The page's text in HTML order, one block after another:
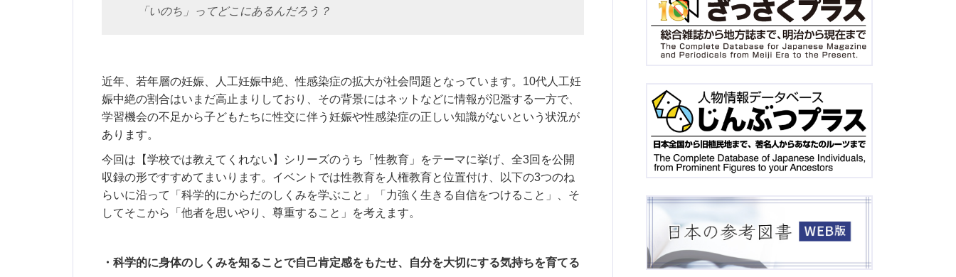
「いのち」ってどこにあるんだろう？
近年、若年層の妊娠、人工妊娠中絶、性感染症の拡大が社会問題となっています。10代人工妊
娠中絶の割合はいまだ高止まりしており、その背景にはネットなどに情報が氾濫する一方で、
学習機会の不足から子どもたちに性交に伴う妊娠や性感染症の正しい知識がないという状況が
あります。
今回は【学校では教えてくれない】シリーズのうち「性教育」をテーマに挙げ、全3回を公開
収録の形ですすめてまいります。イベントでは性教育を人権教育と位置付け、以下の3つのね
らいに沿って「科学的にからだのしくみを学ぶこと」「力強く生きる自信をつけること」、そ
してそこから「他者を思いやり、尊重すること」を考えます。
・科学的に身体のしくみを知ることで自己肯定感をもたせ、自分を大切にする気持ちを育てる